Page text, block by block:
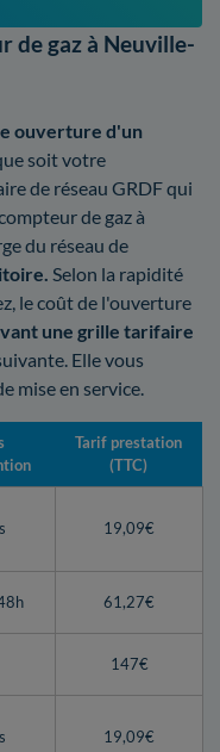
de gaz à Neuville-
ouverture d'un
soit votre
de réseau GRDF qui
de gaz à
du réseau de
Selon la rapidité
le coût de l'ouverture
une grille tarifaire
Elle vous
mise en service.
Tarif prestation
(TTC)
19,09€
61,27€
147€
19,09€